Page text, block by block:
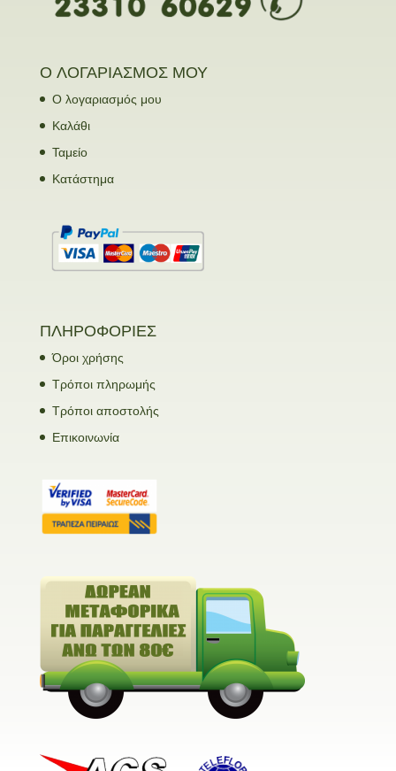
Ο ΛΟΓΑΡΙΑΣΜΟΣ ΜΟΥ
Ο λογαριασμός μου
Καλάθι
Ταμείο
Κατάστημα
ΠΛΗΡΟΦΟΡΙΕΣ
Όροι χρήσης
Τρόποι πληρωμής
Τρόποι αποστολής
Επικοινωνία